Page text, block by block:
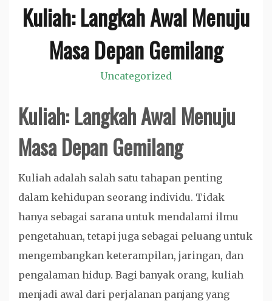
Kuliah: Langkah Awal Menuju
Masa Depan Gemilang
Uncategorized
Kuliah: Langkah Awal Menuju
Masa Depan Gemilang
Kuliah adalah salah satu tahapan penting
dalam kehidupan seorang individu. Tidak
hanya sebagai sarana untuk mendalami ilmu
pengetahuan, tetapi juga sebagai peluang untuk
mengembangkan keterampilan, jaringan, dan
pengalaman hidup. Bagi banyak orang, kuliah
menjadi awal dari perjalanan panjang yang